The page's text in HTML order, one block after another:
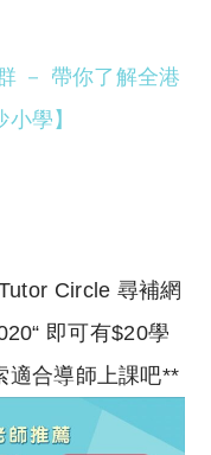
－ 帶你了解全港
學】
Circle 尋補網
即可有$20學
適合導師上課吧**